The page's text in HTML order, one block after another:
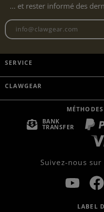
... et rester informé des
SERVICE
CLAWGEAR
BANK
TRANSFER
Suivez-nous
LABEL